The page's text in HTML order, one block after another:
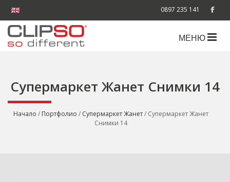
0897 235 141
МЕНЮ
Супермаркет Жанет Снимки 14
Начало / Портфолио / Супермаркет Жанет/ Супермаркет Жанет
Снимки 14